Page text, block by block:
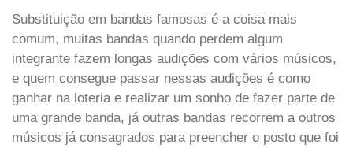
Substituição em bandas famosas é a coisa mais
comum, muitas bandas quando perdem algum
integrante fazem longas audições com vários músicos,
e quem consegue passar nessas audições é como
ganhar na loteria e realizar um sonho de fazer parte de
uma grande banda, já outras bandas recorrem a outros
músicos já consagrados para preencher o posto que foi